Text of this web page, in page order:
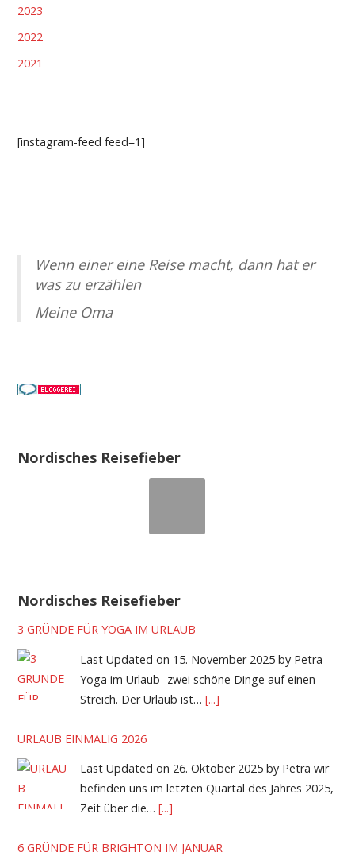
2023
2022
2021
[instagram-feed feed=1]
Wenn einer eine Reise macht, dann hat er
was zu erzählen
Meine Oma
Nordisches Reisefieber
Nordisches Reisefieber
3 GRÜNDE FÜR YOGA IM URLAUB
Last Updated on 15. November 2025 by Petra
Yoga im Urlaub- zwei schöne Dinge auf einen
Streich. Der Urlaub ist… [...]
URLAUB EINMALIG 2026
Last Updated on 26. Oktober 2025 by Petra wir
befinden uns im letzten Quartal des Jahres 2025,
Zeit über die… [...]
6 GRÜNDE FÜR BRIGHTON IM JANUAR